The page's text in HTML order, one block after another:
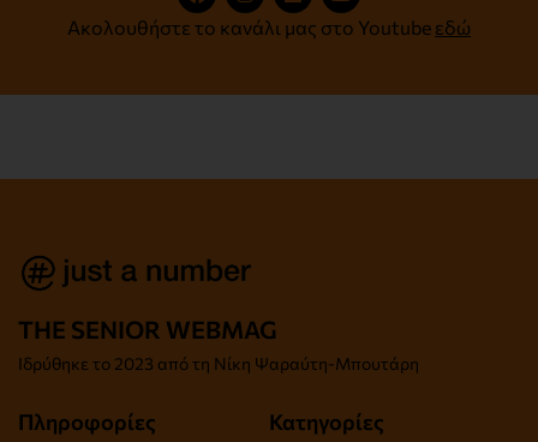
Ακολουθήστε το κανάλι μας στο Youtube εδώ
THE SENIOR WEBMAG
Iδρύθηκε το 2023 από τη Νίκη Ψαραύτη-Μπουτάρη
Πληροφορίες Κατηγορίες